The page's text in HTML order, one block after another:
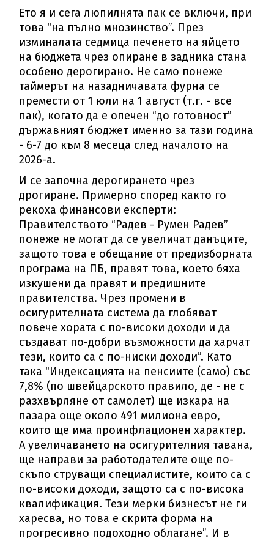
Ето я и сега люпилнята пак се включи, при
това “на пълно мнозинство”. През
изминалата седмица печенето на яйцето
на бюджета чрез опиране в задника стана
особено дерогирано. Не само понеже
таймерът на назадничавата фурна се
премести от 1 юли на 1 август (т.г. - все
пак), когато да е опечен “до готовност”
държавният бюджет именно за тази година
- 6-7 до към 8 месеца след началото на
2026-а.
И се започна дерогирането чрез
дрогиране. Примерно според както го
рекоха финансови експерти:
Правителството “Радев - Румен Радев”
понеже не могат да се увеличат данъците,
защото това е обещание от предизборната
програма на ПБ, правят това, което бяха
изкушени да правят и предишните
правителства. Чрез промени в
осигурителната система да глобяват
повече хората с по-високи доходи и да
създават по-добри възможности да харчат
тези, които са с по-ниски доходи”. Като
така “Индексацията на пенсиите (само) със
7,8% (по швейцарското правило, де - не с
разхвърляне от самолет) ще изкара на
пазара още около 491 милиона евро,
които ще има проинфлационен характер.
А увеличаването на осигурителния тавана,
ще направи за работодателите още по-
скъпо струващи специалистите, които са с
по-високи доходи, защото са с по-висока
квалификация. Тези мерки бизнесът не ги
харесва, но това е скрита форма на
прогресивно подоходно облагане”. И в